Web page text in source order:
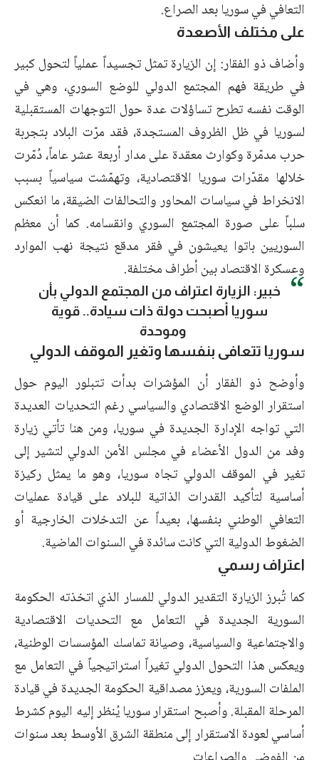
التعافي في سوريا بعد الصراع.
على مختلف الأصعدة
وأضاف ذو الفقار: إن الزيارة تمثل تجسيداً عملياً لتحول كبير
في طريقة فهم المجتمع الدولي للوضع السوري، وهي في
الوقت نفسه تطرح تساؤلات عدة حول التوجهات المستقبلية
لسوريا في ظل الظروف المستجدة، فقد مرّت البلاد بتجربة
حرب مدمّرة وكوارث معقدة على مدار أربعة عشر عاماً، دُمّرت
خلالها مقدّرات سوريا الاقتصادية، وتهمّشت سياسياً بسبب
الانخراط في سياسات المحاور والتحالفات الضيقة، ما انعكس
سلباً على صورة المجتمع السوري وانقسامه. كما أن معظم
السوريين باتوا يعيشون في فقر مدقع نتيجة نهب الموارد
وعسكرة الاقتصاد بين أطراف مختلفة.
خبير: الزيارة اعتراف من المجتمع الدولي بأن
سوريا أصبحت دولة ذات سيادة.. قوية
وموحدة
سوريا تتعافى بنفسها وتغير الموقف الدولي
وأوضح ذو الفقار أن المؤشرات بدأت تتبلور اليوم حول
استقرار الوضع الاقتصادي والسياسي رغم التحديات العديدة
التي تواجه الإدارة الجديدة في سوريا، ومن هنا تأتي زيارة
وفد من الدول الأعضاء في مجلس الأمن الدولي لتشير إلى
تغير في الموقف الدولي تجاه سوريا، وهو ما يمثل ركيزة
أساسية لتأكيد القدرات الذاتية للبلاد على قيادة عمليات
التعافي الوطني بنفسها، بعيداً عن التدخلات الخارجية أو
الضغوط الدولية التي كانت سائدة في السنوات الماضية.
اعتراف رسمي
كما تُبرز الزيارة التقدير الدولي للمسار الذي اتخذته الحكومة
السورية الجديدة في التعامل مع التحديات الاقتصادية
والاجتماعية والسياسية، وصيانة تماسك المؤسسات الوطنية،
ويعكس هذا التحول الدولي تغيراً استراتيجياً في التعامل مع
الملفات السورية، ويعزز مصداقية الحكومة الجديدة في قيادة
المرحلة المقبلة. وأصبح استقرار سوريا يُنظر إليه اليوم كشرط
أساسي لعودة الاستقرار إلى منطقة الشرق الأوسط بعد سنوات